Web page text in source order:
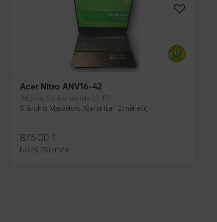
Acer Nitro ANV16-42
Jelgava, Satiksmes iela 33-1B
Stāvoklis Mazlietots (Garantija 12 mēneši)
875.00 €
No 39.78€/mēn.